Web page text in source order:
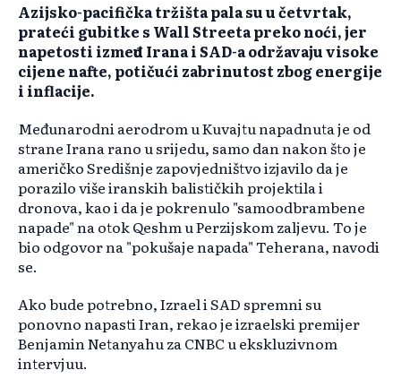
Azijsko-pacifička tržišta pala su u četvrtak,
prateći gubitke s Wall Streeta preko noći, jer
napetosti između Irana i SAD-a održavaju visoke
cijene nafte, potičući zabrinutost zbog energije
i inflacije.
Međunarodni aerodrom u Kuvajtu napadnuta je od
strane Irana rano u srijedu, samo dan nakon što je
američko Središnje zapovjedništvo izjavilo da je
porazilo više iranskih balističkih projektila i
dronova, kao i da je pokrenulo "samoodbrambene
napade" na otok Qeshm u Perzijskom zaljevu. To je
bio odgovor na "pokušaje napada" Teherana, navodi
se.
Ako bude potrebno, Izrael i SAD spremni su
ponovno napasti Iran, rekao je izraelski premijer
Benjamin Netanyahu za CNBC u ekskluzivnom
intervjuu.